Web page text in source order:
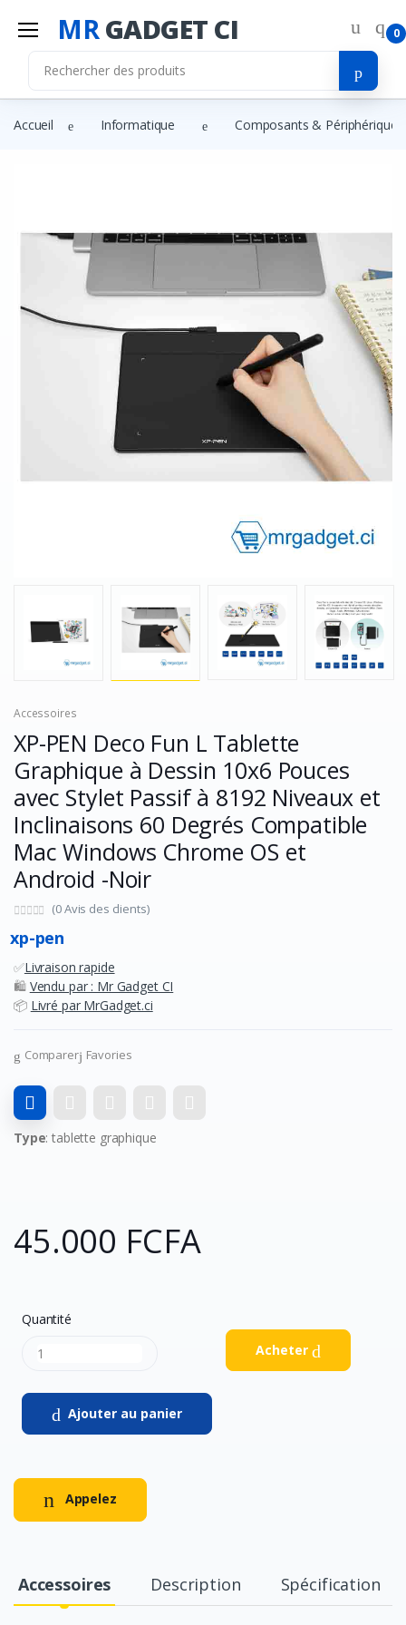
MRGADGET CI 0
Accueil Informatique Composants & Périphériques
Accessoires
XP-PEN Deco Fun L Tablette
Graphique à Dessin 10x6 Pouces
avec Stylet Passif à 8192 Niveaux et
Inclinaisons 60 Degrés Compatible
Mac Windows Chrome OS et
Android -Noir
(0 Avis des clients)
xp-pen
✅Livraison rapide
🛍️ Vendu par : Mr Gadget CI
📦 Livré par MrGadget.ci
Comparer Favories
Type: tablette graphique
45.000 FCFA
Quantité
Ajouter au panier
Acheter
Appelez
Accessoires Description Spécification